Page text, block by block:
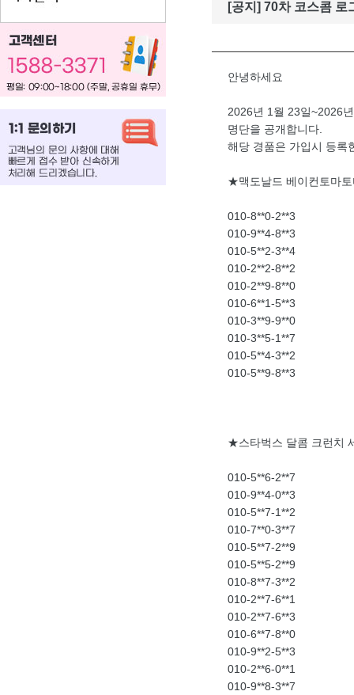
[공지] 70차 코스콤 로
안녕하세요
2026년 1월 23일~2026
명단을 공개합니다.
해당 경품은 가입시 등록
★맥도날드 베이컨토마
010-8**0-2**3
010-9**4-8**3
010-5**2-3**4
010-2**2-8**2
010-2**9-8**0
010-6**1-5**3
010-3**9-9**0
010-3**5-1**7
010-5**4-3**2
010-5**9-8**3
★스타벅스 달콤 크런치
010-5**6-2**7
010-9**4-0**3
010-5**7-1**2
010-7**0-3**7
010-5**7-2**9
010-5**5-2**9
010-8**7-3**2
010-2**7-6**1
010-2**7-6**3
010-6**7-8**0
010-9**2-5**3
010-2**6-0**1
010-9**8-3**7